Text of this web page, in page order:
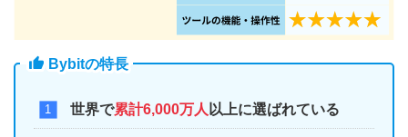
Bybitの特長
世界で累計6,000万人 以上に選ばれている